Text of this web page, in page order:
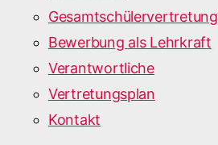
Gesamtschülervertretung
Bewerbung als Lehrkraft
Verantwortliche
Vertretungsplan
Kontakt